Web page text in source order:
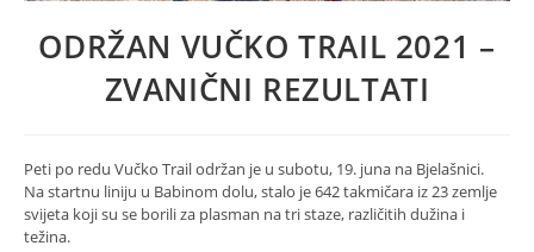
ODRŽAN VUČKO TRAIL 2021 –
ZVANIČNI REZULTATI
Peti po redu Vučko Trail održan je u subotu, 19. juna na Bjelašnici.
Na startnu liniju u Babinom dolu, stalo je 642 takmičara iz 23 zemlje
svijeta koji su se borili za plasman na tri staze, različitih dužina i
težina.